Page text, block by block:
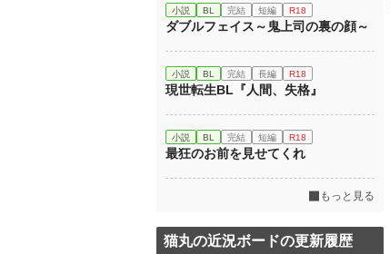
小説 BL 完結 短編 R18
ダブルフェイス～鬼上司の裏の顔～
小説 BL 完結 長編 R18
現世転生BL『人間、失格』
小説 BL 完結 短編 R18
最狂のお前を見せてくれ
もっと見る
猫丸の近況ボードの更新履歴